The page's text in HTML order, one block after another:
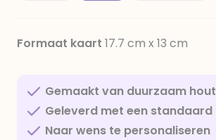
Formaat kaart 17.7 cm x 13 cm
Gemaakt van duurzaam hout
Geleverd met een standaard
Naar wens te personaliseren